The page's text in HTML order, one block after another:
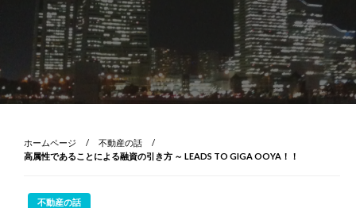
ホームページ
不動産の話
高属性であることによる融資の引き方 ～ LEADS TO GIGA OOYA！！
不動産の話